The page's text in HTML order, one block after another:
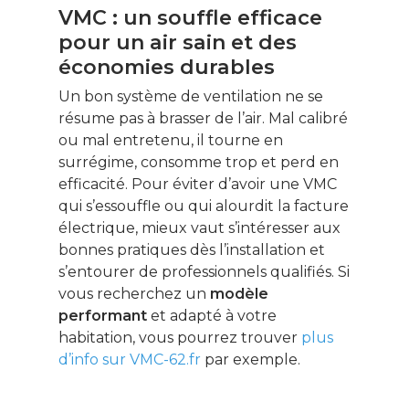
VMC : un souffle efficace
pour un air sain et des
économies durables
Un bon système de ventilation ne se
résume pas à brasser de l’air. Mal calibré
ou mal entretenu, il tourne en
surrégime, consomme trop et perd en
efficacité. Pour éviter d’avoir une VMC
qui s’essouffle ou qui alourdit la facture
électrique, mieux vaut s’intéresser aux
bonnes pratiques dès l’installation et
s’entourer de professionnels qualifiés. Si
vous recherchez un modèle
performant et adapté à votre
habitation, vous pourrez trouver plus
d’info sur VMC-62.fr par exemple.